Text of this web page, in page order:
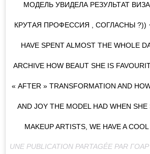
МОДЕЛЬ УВИДЕЛА РЕЗУЛЬТАТ
КРУТАЯ ПРОФЕССИЯ , СОГЛАСНЫ ?))
HAVE SPENT ALMOST THE WHOLE
ARCHIVE HOW BEAUT SHE IS
« AFTER » TRANSFORMATION AND
AND JOY THE MODEL HAD WHEN SHE
MAKEUP ARTISTS, WE HAVE A